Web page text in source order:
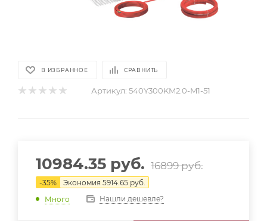
В ИЗБРАННОЕ СРАВНИТЬ
Артикул: 540Y300KM2.0-M1-51
10984.35 руб. 16899руб.
-35% Экономия 5914.65 руб.
Много
Нашли дешевле?